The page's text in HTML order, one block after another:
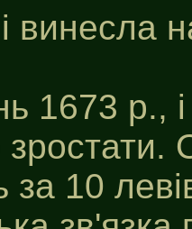
винесла
1673 р.,
за 10